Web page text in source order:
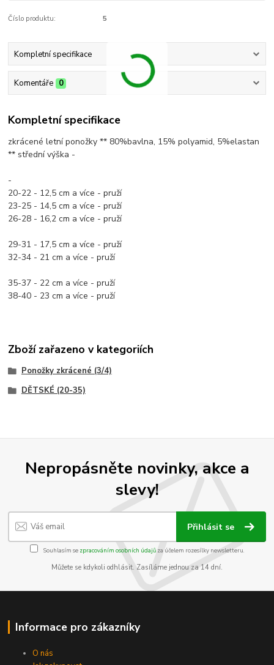
Číslo produktu: 5
Kompletní specifikace
Komentáře 0
Kompletní specifikace
zkrácené letní ponožky ** 80%bavlna, 15% polyamid, 5%elastan
** střední výška -
-
20-22 - 12,5 cm a více - pruží
23-25 - 14,5 cm a více - pruží
26-28 - 16,2 cm a více - pruží
29-31 - 17,5 cm a více - pruží
32-34 - 21 cm a více - pruží
35-37 - 22 cm a více - pruží
38-40 - 23 cm a více - pruží
Zboží zařazeno v kategoriích
Ponožky zkrácené (3/4)
DĚTSKÉ (20-35)
Nepropásněte novinky, akce a
slevy!
Přihlásit se
Souhlasím se zpracováním osobních údajůza účelem rozesílky newsletteru.
Můžete se kdykoli odhlásit. Zasíláme jednou za 14 dní.
Informace pro zákazníky
O nás